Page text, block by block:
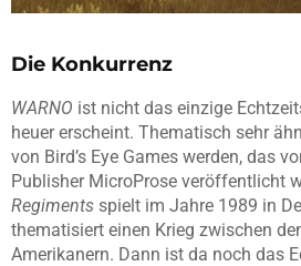
Die Konkurrenz
WARNO ist nicht das einzige
heuer erscheint. Thematisch sehr
von Bird’s Eye Games werden, das
Publisher MicroProse veröffentlicht
Regiments spielt im Jahre 1989 in
thematisiert einen Krieg zwischen
Amerikanern. Dann ist da noch das